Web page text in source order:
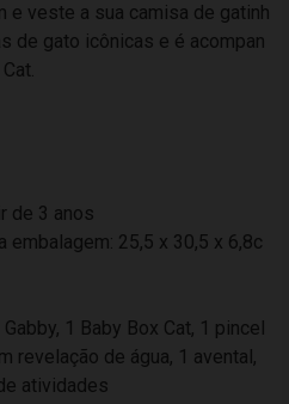
e veste a sua camisa de gatinh
de gato icônicas e é acompan
de 3 anos
embalagem: 25,5 x 30,5 x 6,8c
1 Baby Box Cat, 1 pincel
revelação de água, 1 avental,
atividades